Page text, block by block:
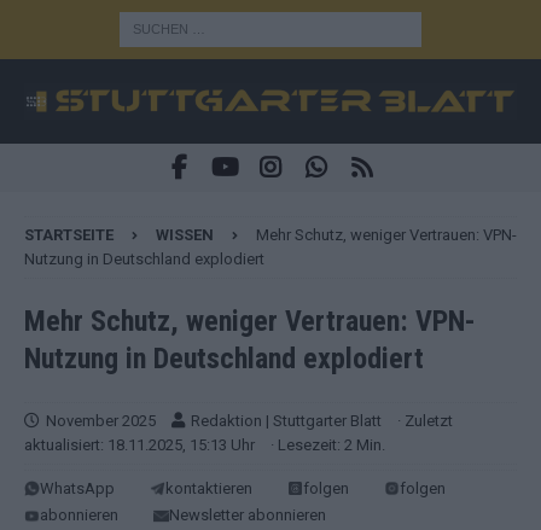
STARTSEITE WISSEN
Mehr Schutz, weniger Vertrauen: VPN-
Nutzung in Deutschland explodiert
Mehr Schutz, weniger Vertrauen: VPN-
Nutzung in Deutschland explodiert
November 2025 Redaktion | Stuttgarter Blatt
· Zuletzt
aktualisiert: 18.11.2025, 15:13 Uhr
· Lesezeit: 2 Min.
WhatsApp kontaktieren folgen
folgen
abonnieren
Newsletter abonnieren